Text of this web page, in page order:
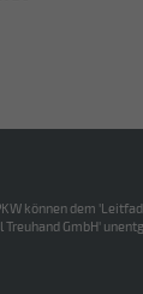
können dem
GmbH'